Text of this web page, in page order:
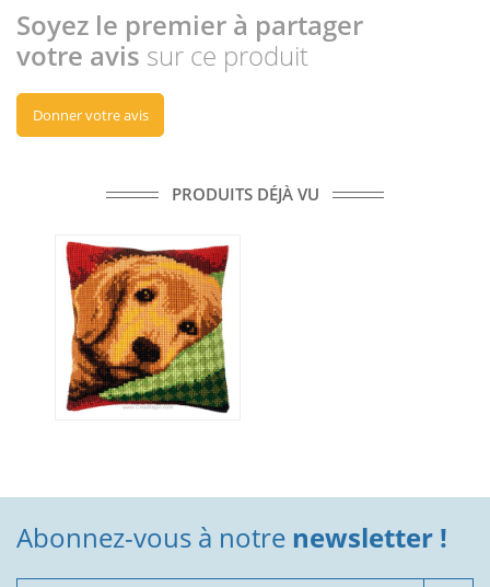
Soyez le premier à partager
votre avis sur ce produit
Donner votre avis
PRODUITS DÉJÀ VU
Abonnez-vous à notre newsletter !